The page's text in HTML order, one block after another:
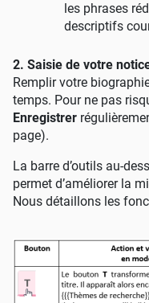
les phrases
descriptifs
2. Saisie de votre
Remplir votre
temps. Pour ne pas
Enregistrer
page).
La barre d’outils au-
permet d’améliorer la
Nous détaillons les